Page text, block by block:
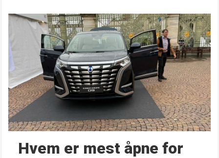
Hvem er mest åpne for